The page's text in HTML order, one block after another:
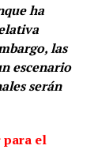
ha
las
escenario
serán
para el